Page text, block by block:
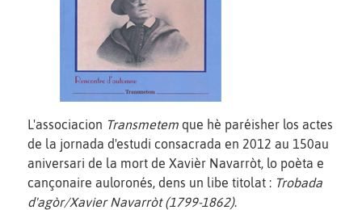
L'associacion Transmetem que hè paréisher los actes
de la jornada d'estudi consacrada en 2012 au 150au
aniversari de la mort de Xavièr Navarròt, lo poèta e
cançonaire auloronés, dens un libe titolat : Trobada
d'agòr/Xavier Navarròt (1799-1862).